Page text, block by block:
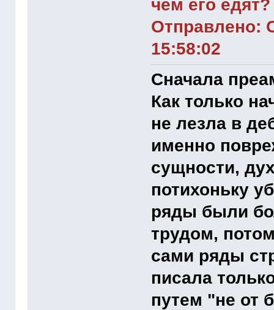
чем его едят?
Отправлено:
15:58:02
Сначала
Как только
не лезла в
именно
сущности,
потихоньку
ряды были
трудом,
сами ряды
писала
путем "не от